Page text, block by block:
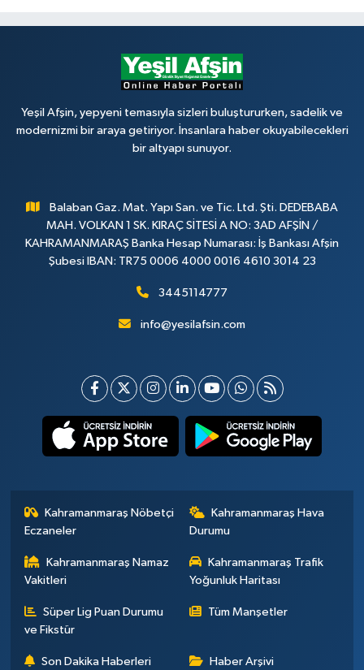
Yeşil Afşin, yepyeni temasıyla sizleri buluştururken, sadelik ve
modernizmi bir araya getiriyor. İnsanlara haber okuyabilecekleri
bir altyapı sunuyor.
Balaban Gaz. Mat. Yapı San. ve Tic. Ltd. Şti. DEDEBABA
MAH. VOLKAN 1 SK. KIRAÇ SİTESİ A NO: 3AD AFŞİN /
KAHRAMANMARAŞ Banka Hesap Numarası: İş Bankası Afşin
Şubesi IBAN: TR75 0006 4000 0016 4610 3014 23
3445114777
info@yesilafsin.com
Kahramanmaraş Nöbetçi
Eczaneler
Kahramanmaraş Hava
Durumu
Kahramanmaraş Namaz
Vakitleri
Kahramanmaraş Trafik
Yoğunluk Haritası
Süper Lig Puan Durumu
ve Fikstür
Tüm Manşetler
Son Dakika Haberleri Haber Arşivi